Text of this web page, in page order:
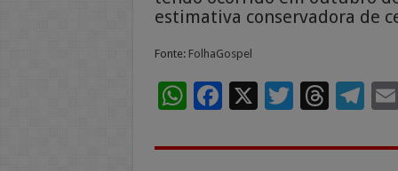
estimativa conservadora de
Fonte: FolhaGospel
W
at
F
e
X T
tt
T
re
T
e